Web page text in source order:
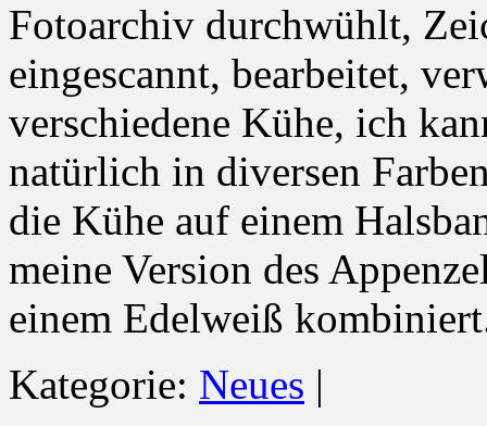
Fotoarchiv durchwühlt,
eingescannt, bearbeitet,
verschiedene Kühe, ich
natürlich in diversen
die Kühe auf einem
meine Version des
einem Edelweiß
Kategorie: Neues |